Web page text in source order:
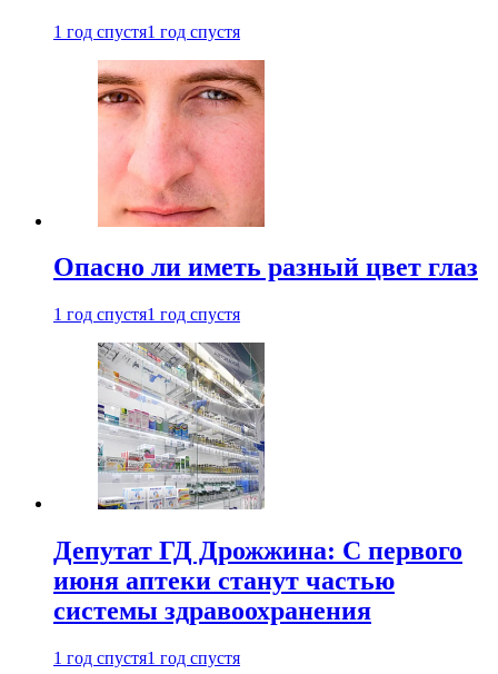
1 год спустя1 год спустя
Опасно ли иметь разный цвет глаз
1 год спустя1 год спустя
Депутат ГД Дрожжина: С первого
июня аптеки станут частью
системы здравоохранения
1 год спустя1 год спустя